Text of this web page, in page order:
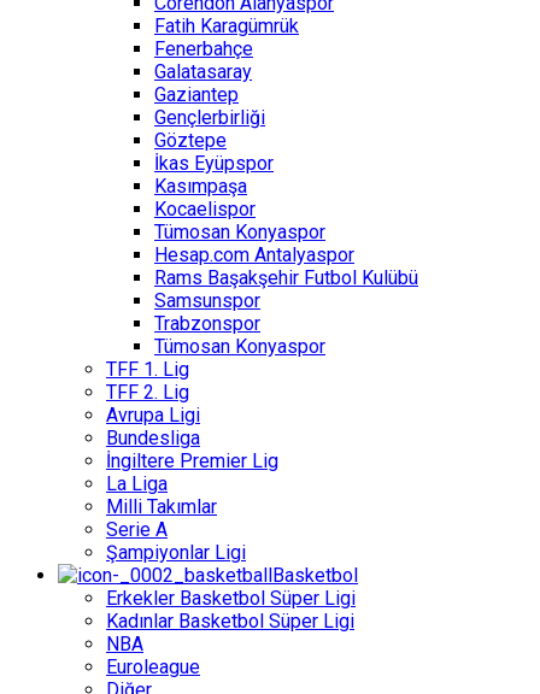
Fatih Karagümrük
Fenerbahçe
Galatasaray
Gaziantep
Gençlerbirliği
Göztepe
İkas Eyüpspor
Kasımpaşa
Kocaelispor
Tümosan Konyaspor
Hesap.com Antalyaspor
Rams Başakşehir Futbol Kulübü
Samsunspor
Trabzonspor
Tümosan Konyaspor
TFF 1. Lig
TFF 2. Lig
Avrupa Ligi
Bundesliga
İngiltere Premier Lig
La Liga
Milli Takımlar
Serie A
Şampiyonlar Ligi
Basketbol
Erkekler Basketbol Süper Ligi
Kadınlar Basketbol Süper Ligi
NBA
Euroleague